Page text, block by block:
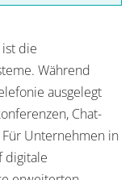
die
Während
ausgelegt
Chat-
Unternehmen in
digitale